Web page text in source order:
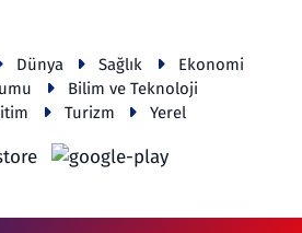
Dünya Sağlık
Ekonomi
Bilim ve Teknoloji
Turizm Yerel